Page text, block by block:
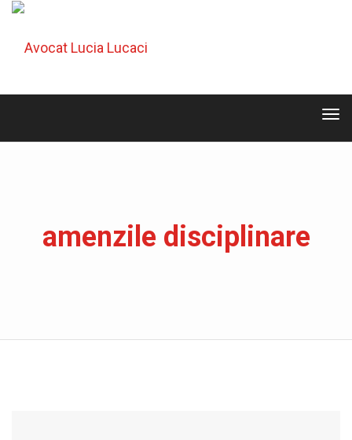
amenzile disciplinare